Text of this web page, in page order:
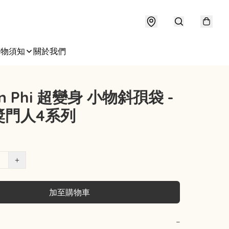
須知 關於我們
Phi 超變身 小物斜孭袋 -
門人4系列
+
加至購物車
−